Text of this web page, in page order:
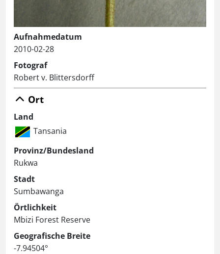
Aufnahmedatum
2010-02-28
Fotograf
Robert v. Blittersdorff
Ort
Land
Tansania
Provinz/Bundesland
Rukwa
Stadt
Sumbawanga
Örtlichkeit
Mbizi Forest Reserve
Geografische Breite
-7.94504°